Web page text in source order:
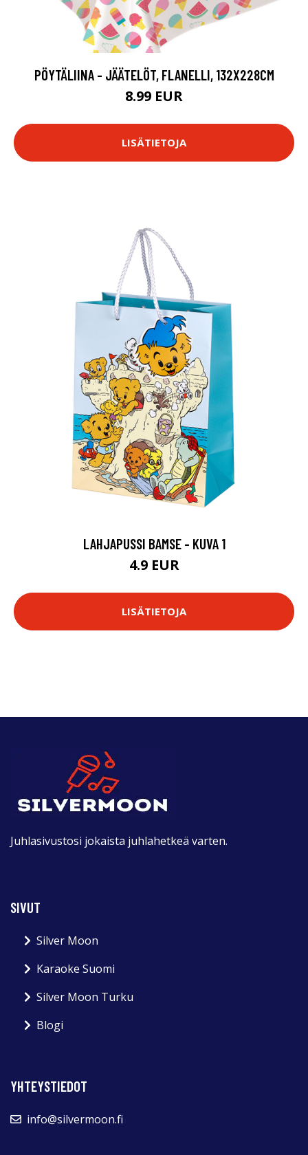
PÖYTÄLIINA - JÄÄTELÖT, FLANELLI, 132X228CM
8.99 EUR
LISÄTIETOJA
LAHJAPUSSI BAMSE - KUVA 1
4.9 EUR
LISÄTIETOJA
Juhlasivustosi jokaista juhlahetkeä varten.
SIVUT
Silver Moon
Karaoke Suomi
Silver Moon Turku
Blogi
YHTEYSTIEDOT
info@silvermoon.fi